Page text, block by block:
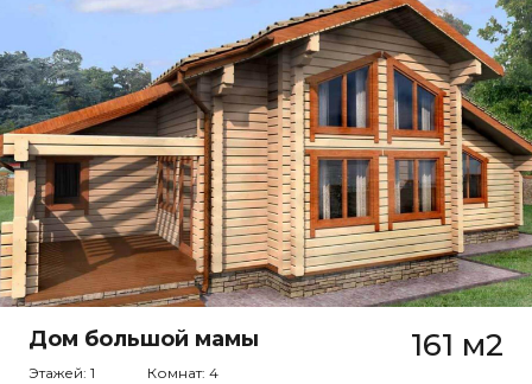
Дом большой мамы 161 м2
Этажей: 1 Комнат: 4